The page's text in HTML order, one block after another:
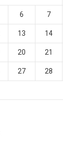
6 7
13 14
20 21
27 28